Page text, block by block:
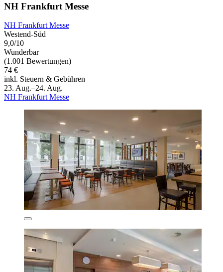
NH Frankfurt Messe
NH Frankfurt Messe
Westend-Süd
9,0/10
Wunderbar
(1.001 Bewertungen)
74 €
inkl. Steuern & Gebühren
23. Aug.–24. Aug.
NH Frankfurt Messe